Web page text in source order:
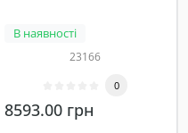
В наявності
23166
0
8593.00 грн